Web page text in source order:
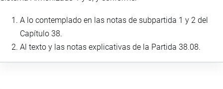
A lo contemplado en las notas de subpartida 1 y 2 del
Capítulo 38.
Al texto y las notas explicativas de la Partida 38.08.